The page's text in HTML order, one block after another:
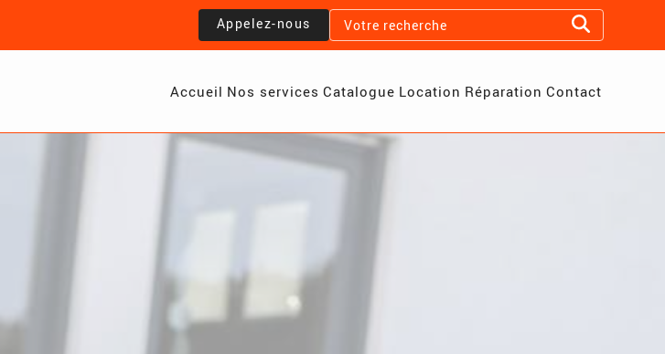
Appelez-nous
Accueil Nos services Catalogue Location Réparation Contact